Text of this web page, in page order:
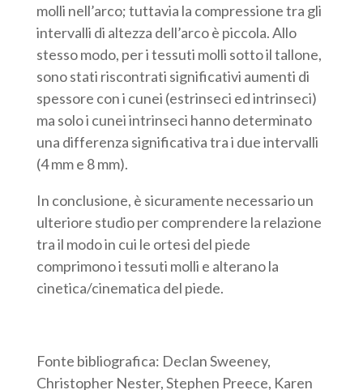
molli nell’arco; tuttavia la compressione tra gli
intervalli di altezza dell’arco è piccola. Allo
stesso modo, per i tessuti molli sotto il tallone,
sono stati riscontrati significativi aumenti di
spessore con i cunei (estrinseci ed intrinseci)
ma solo i cunei intrinseci hanno determinato
una differenza significativa tra i due intervalli
(4 mm e 8 mm).
In conclusione, è sicuramente necessario un
ulteriore studio per comprendere la relazione
tra il modo in cui le ortesi del piede
comprimono i tessuti molli e alterano la
cinetica/cinematica del piede.
Fonte bibliografica: Declan Sweeney,
Christopher Nester, Stephen Preece, Karen